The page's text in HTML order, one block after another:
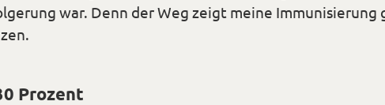
war. Denn der Weg zeigt meine Immunisierung
.
Prozent